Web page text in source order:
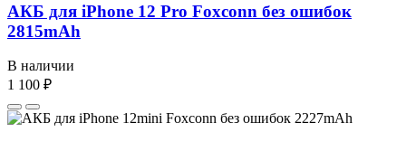
АКБ для iPhone 12 Pro Foxconn без ошибок
2815mAh
В наличии
1 100 ₽